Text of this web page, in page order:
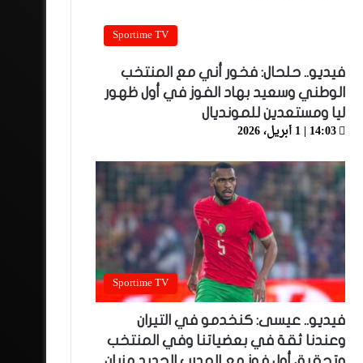
Sportime TV
فيديو.. حلحال: فخور أني مع المنتخب
الوطني وسعيد بهاد الفوز في أول ظهور
ليا ومستعدين للمونديال
14:03 | 1 أبريل، 2026
Sportime TV
فيديو.. عيسى: كنخدمو في التيران
وعندنا ثقة في بعضياتنا وفي المنتخب